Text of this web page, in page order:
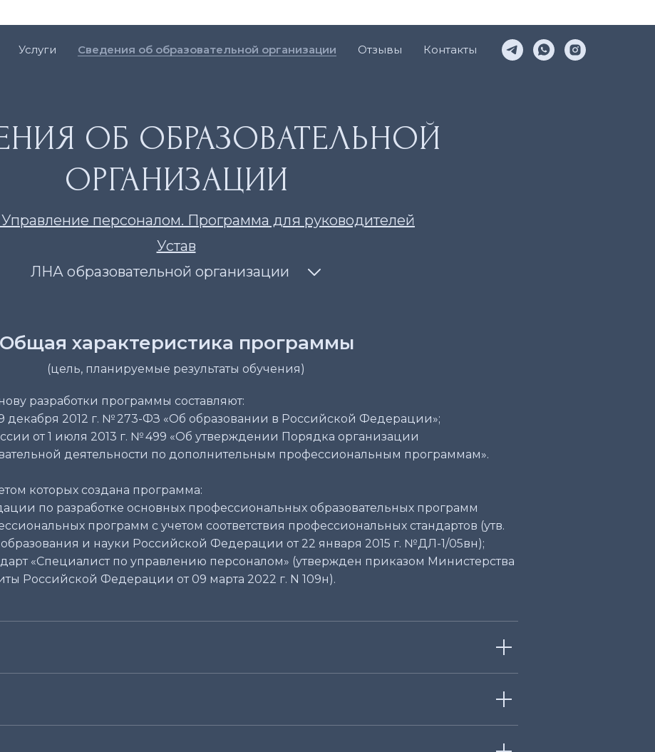
Услуги Сведения об образовательной организации Отзывы Контакты
ОБ ОБРАЗОВАТЕЛЬНОЙ
ОРГАНИЗАЦИИ
персоналом. Программа для руководителей
Устав
ЛНА образовательной организации
Общая характеристика программы
(цель, планируемые результаты обучения)
разработки программы составляют:
декабря 2012 г. № 273-ФЗ «Об образовании в Российской Федерации»;
от 1 июля 2013 г. № 499 «Об утверждении Порядка организации
деятельности по дополнительным профессиональным программам».
которых создана программа:
по разработке основных профессиональных образовательных программ
программ с учетом соответствия профессиональных стандартов (утв.
и науки Российской Федерации от 22 января 2015 г. №ДЛ-1/05вн);
«Специалист по управлению персоналом» (утвержден приказом Министерства
Российской Федерации от 09 марта 2022 г. N 109н).